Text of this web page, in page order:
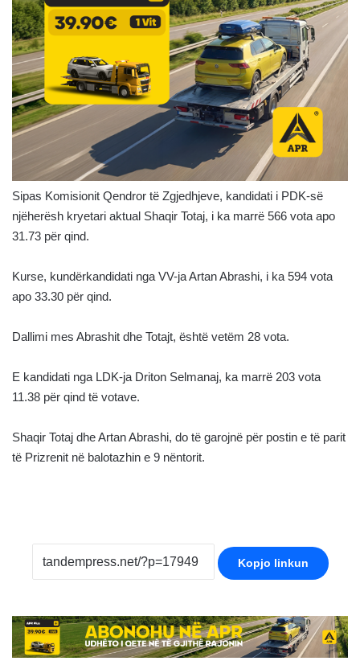
Sipas Komisionit Qendror të Zgjedhjeve, kandidati i PDK-së
njëherësh kryetari aktual Shaqir Totaj, i ka marrë 566 vota apo
31.73 për qind.
Kurse, kundërkandidati nga VV-ja Artan Abrashi, i ka 594 vota
apo 33.30 për qind.
Dallimi mes Abrashit dhe Totajt, është vetëm 28 vota.
E kandidati nga LDK-ja Driton Selmanaj, ka marrë 203 vota
11.38 për qind të votave.
Shaqir Totaj dhe Artan Abrashi, do të garojnë për postin e të parit
të Prizrenit në balotazhin e 9 nëntorit.
Kopjo linkun